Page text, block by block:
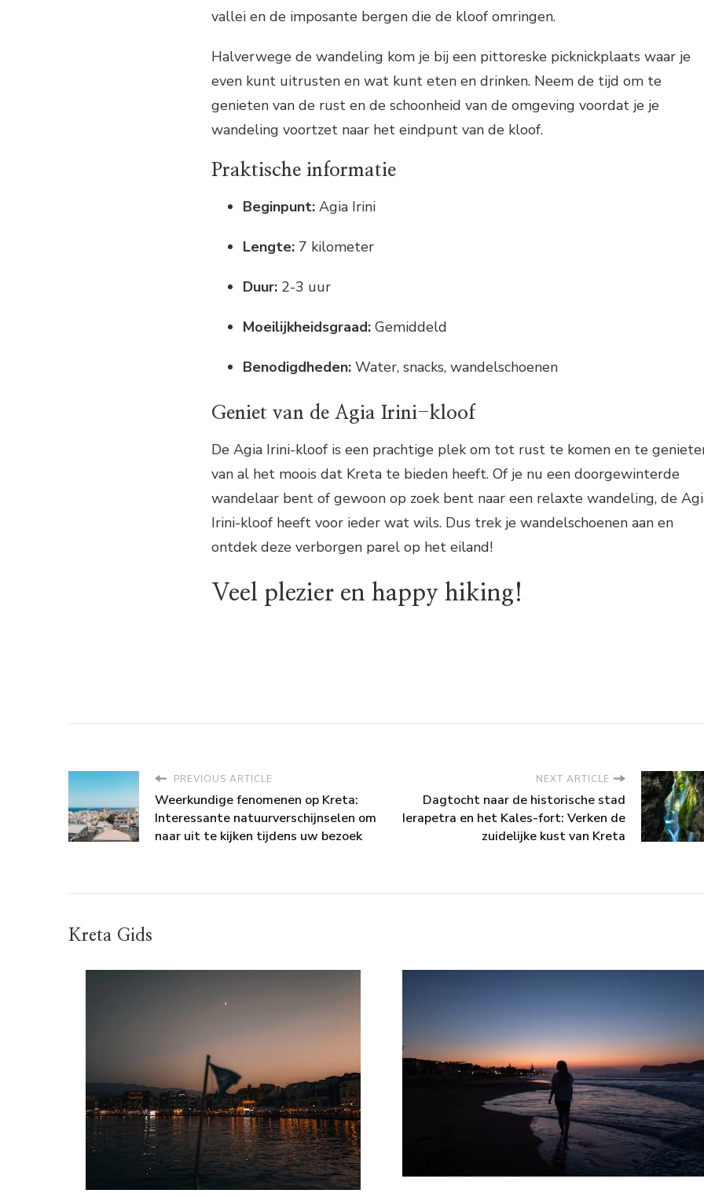
vallei en de imposante bergen die de kloof omringen.
Halverwege de wandeling kom je bij een pittoreske picknickplaats waar je
even kunt uitrusten en wat kunt eten en drinken. Neem de tijd om te
genieten van de rust en de schoonheid van de omgeving voordat je je
wandeling voortzet naar het eindpunt van de kloof.
Praktische informatie
Beginpunt: Agia Irini
Lengte: 7 kilometer
Duur: 2-3 uur
Moeilijkheidsgraad: Gemiddeld
Benodigdheden: Water, snacks, wandelschoenen
Geniet van de Agia Irini-kloof
De Agia Irini-kloof is een prachtige plek om tot rust te komen en te
van al het moois dat Kreta te bieden heeft. Of je nu een doorgewinterde
wandelaar bent of gewoon op zoek bent naar een relaxte wandeling, de
Irini-kloof heeft voor ieder wat wils. Dus trek je wandelschoenen aan en
ontdek deze verborgen parel op het eiland!
Veel plezier en happy hiking!
PREVIOUS ARTICLE
Weerkundige fenomenen op Kreta:
Interessante natuurverschijnselen om
naar uit te kijken tijdens uw bezoek
NEXT ARTICLE
Dagtocht naar de historische stad
Ierapetra en het Kales-fort: Verken de
zuidelijke kust van Kreta
Kreta Gids